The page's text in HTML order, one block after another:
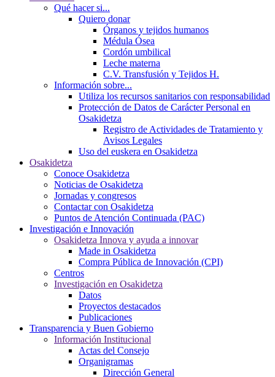
Qué hacer si...
Quiero donar
Órganos y tejidos humanos
Médula Ósea
Cordón umbilical
Leche materna
C.V. Transfusión y Tejidos H.
Información sobre...
Utiliza los recursos sanitarios con responsabilidad
Protección de Datos de Carácter Personal en
Osakidetza
Registro de Actividades de Tratamiento y
Avisos Legales
Uso del euskera en Osakidetza
Osakidetza
Conoce Osakidetza
Noticias de Osakidetza
Jornadas y congresos
Contactar con Osakidetza
Puntos de Atención Continuada (PAC)
Investigación e Innovación
Osakidetza Innova y ayuda a innovar
Made in Osakidetza
Compra Pública de Innovación (CPI)
Centros
Investigación en Osakidetza
Datos
Proyectos destacados
Publicaciones
Transparencia y Buen Gobierno
Información Institucional
Actas del Consejo
Organigramas
Dirección General